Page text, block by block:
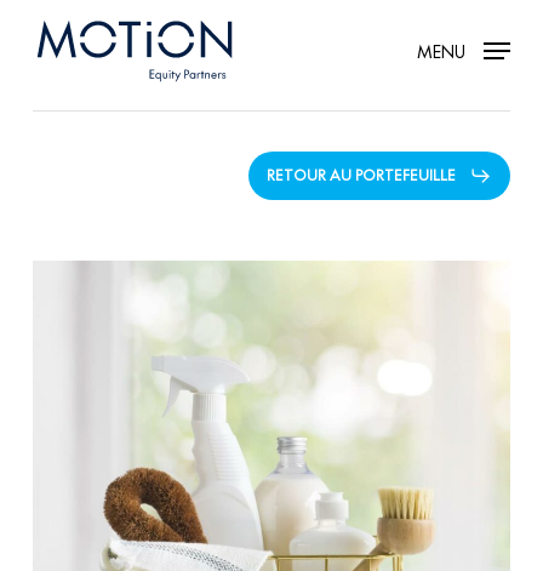
MENU
RETOUR AU PORTEFEUILLE